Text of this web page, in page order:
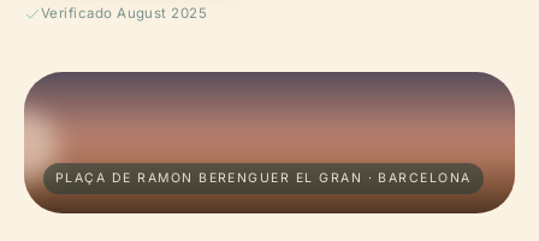
Verificado August 2025
PLAÇA DE RAMON BERENGUER EL GRAN · BARCELONA